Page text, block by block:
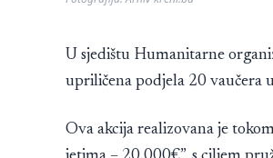
U sjedištu Humanitarne
upriličena podjela 20 vaučera
Ova akcija realizovana je